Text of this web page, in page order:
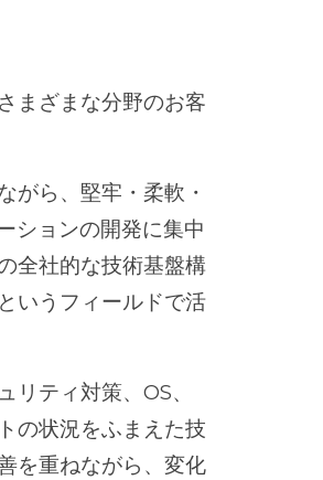
まざまな分野のお客
がら、堅牢・柔軟・
ションの開発に集中
全社的な技術基盤構
いうフィールドで活
ティ対策、OS、
の状況をふまえた技
を重ねながら、変化